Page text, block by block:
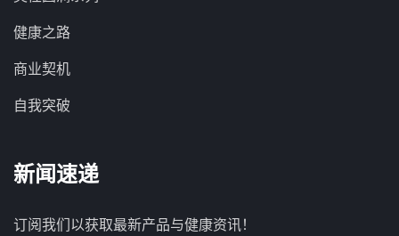
健康之路
商业契机
自我突破
新闻速递
订阅我们以获取最新产品与健康资讯！